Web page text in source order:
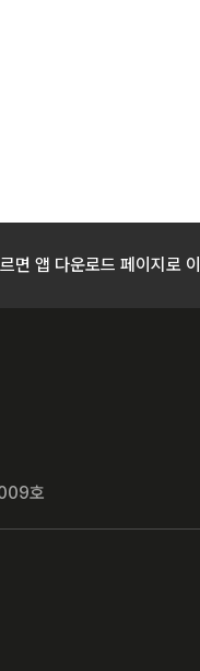
면 앱 다운로드 페이지로
호